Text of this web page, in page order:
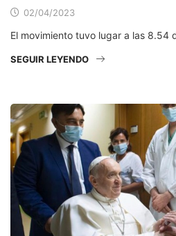
02/04/2023
El movimiento tuvo lugar a las 8.54
SEGUIR LEYENDO